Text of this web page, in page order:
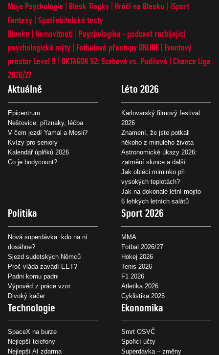
Moje Psychologie Blesk Tlapky Hráči na Blesku
iSport
Fantasy Spotřebitelské testy
Blesku
Nemovitosti
Psychologika - podcast rozbíjející
psychologické mýty
Fotbalové přestupy ONLINE
Eventový
prostor Level 9 OKTAGON 92: Szabová vs. Pudilová
Chance Liga
2026/27
Aktuálně
Epicentrum
Neštovice: příznaky, léčba
V čem jezdí Yamal a Mesii?
Kvízy pro seniory
Kalendář úplňků 2026
Co je bodycount?
Léto 2026
Karlovarský filmový festival
2026
Znamení, že jste potkali
někoho z minulého života
Astronomické úkazy 2026:
zatmění slunce a další
Jak obléci miminko při
vysokých teplotách?
Jak na dokonalé letní mojito
6 lehkých letních salátů
Politika
Nová superdávka: kdo na ní
dosáhne?
Sjezd sudetských Němců
Proč vláda zavádí EET?
Padni komu padni
Výpověď z práce vzor
Divoký kačer
Sport 2026
MMA
Fotbal 2026/27
Hokej 2026
Tenis 2026
F1 2026
Atletika 2026
Cyklistika 2026
Technologie
SpaceX na burze
Nejlepší telefony
Nejlepší AI zdarma
Ekonomika
Smrt OSVČ
Spořicí účty
Superdávka – změny